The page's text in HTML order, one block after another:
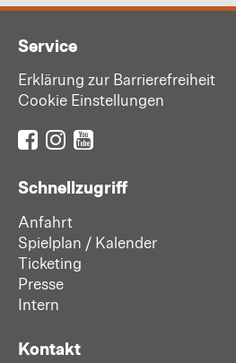
Service
Erklärung zur Barrierefreiheit
Cookie Einstellungen
Schnellzugriff
Anfahrt
Spielplan / Kalender
Ticketing
Presse
Intern
Kontakt